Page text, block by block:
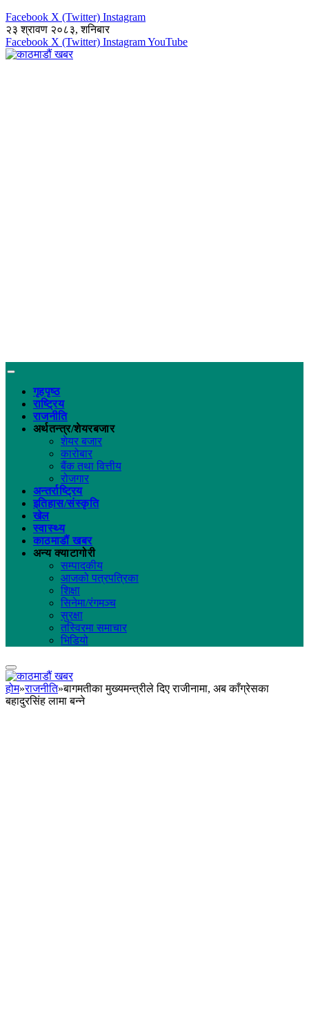
Facebook X (Twitter) Instagram
२३ श्रावण २०८३, शनिबार
Facebook X (Twitter) InstagramYouTube
गृहपृष्ठ
राष्ट्रिय
राजनीति
अर्थतन्त्र/शेयरबजार
शेयर बजार
कारोबार
बैंक तथा वित्तीय
रोजगार
अन्तर्राष्ट्रिय
इतिहास/संस्कृति
खेल
स्वास्थ्य
काठमाडौं खबर
अन्य क्याटागोरी
सम्पादकीय
आजको पत्रपत्रिका
शिक्षा
सिनेमा/रंगमञ्च
सुरक्षा
तस्विरमा समाचार
भिडियो
होम»राजनीति»बागमतीका मुख्यमन्त्रीले दिए राजीनामा, अब काँग्रेसका
बहादुरसिंह लामा बन्ने